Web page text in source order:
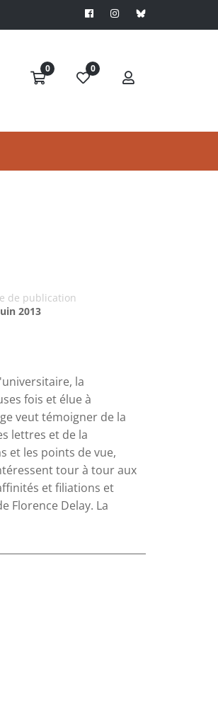
0 0
de publication
2013
la
fois et élue à
veut témoigner de la
lettres et de la
et les points de vue,
tour à tour aux
et filiations et
Florence Delay. La